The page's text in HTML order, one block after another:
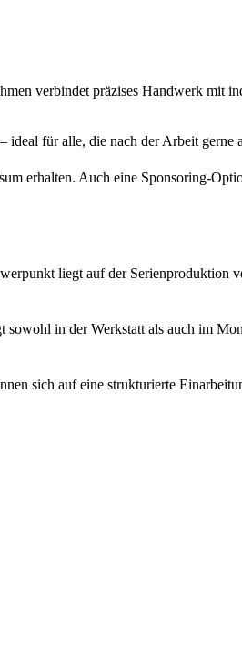
verbindet präzises Handwerk mit
für alle, die nach der Arbeit gerne
erhalten. Auch eine Sponsoring-
liegt auf der Serienproduktion
in der Werkstatt als auch im
sich auf eine strukturierte